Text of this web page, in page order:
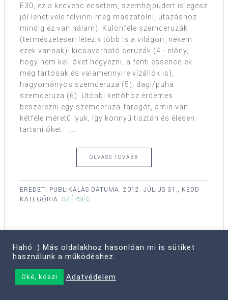
E30, ez a kedvenc ecsetem, szemhéjpúdert is egész
jól lehet vele felvinni meg maszatolni, utazáshoz
mindig ez van nálam). Különféle szemceruzák
(természetesen létezik több is a világon, nekem
ezek vannak): kicsavarható ceruzák (4 - előny,
hogy nem kell őket hegyezni, a fenti essence-ek
még tartósak és valamennyire vízállók is),
hagyományos szemceruza (5), dagi/puha
szemceruza (6). Utóbbi kettőhöz érdemes
beszerezni egy szemceruza-faragót, amin van
kétféle méretű lyuk, így könnyű tisztán és élesen
tartani őket. ...
OLVASS TOVÁBB
EREDETI PUBLIKÁLÁS DÁTUMA: 2012. JÚLIUS 31., KEDD
KATEGÓRIA: SZÉPSÉG
1 2 Következő oldal »
Hahó :) Más oldalakhoz hasonlóan mi is sütiket
használunk a működéshez.
Oké, köszi Adatvédelem